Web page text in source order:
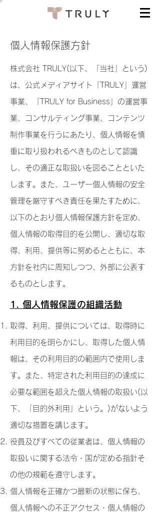
個人情報保護方針
株式会社 TRULY(以下、「当社」という)
は、公式メディアサイト「TRULY」運営
事業、「TRULY for Business」の運営事
業、コンサルティング事業、コンテンツ
制作事業を行うにあたり、個人情報を慎
重に取り扱われるべきものとして認識
し、その適正な取扱いを図ることといた
します。また、ユーザー個人情報の安全
管理を厳守すべき責任を果たすために、
以下のとおり個人情報保護方針を定め、
個人情報の取得目的を公開し、適切な取
得、利用、提供等に努めるとともに、本
方針を社内に周知しつつ、外部に公表す
るものとします。
1. 個人情報保護の組織活動
取得、利用、提供については、取得時に
利用目的を明らかにし、取得した個人情
報は、その利用目的の範囲内で使用しま
す。 また、特定された利用目的の達成に
必要な範囲を超えた個人情報の取扱い(以
下、「目的外利用」という。)がないよう
適切な措置を講じます。
役員及びすべての従業者は、個人情報の
取扱いに関する法令・国が定める指針そ
の他の規範を遵守します。
個人情報を正確かつ最新の状態に保ち、
個人情報への不正アクセス・個人情報の